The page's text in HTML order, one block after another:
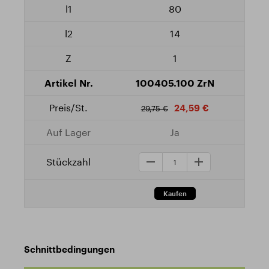
80
14
1
100405.100 ZrN
29,75 € 24,59 €
Ja
Schnittbedingungen